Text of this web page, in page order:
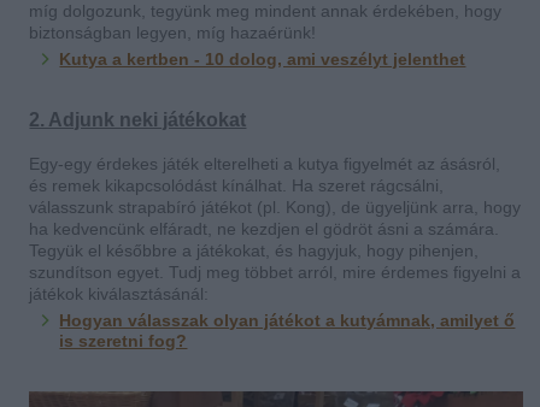
míg dolgozunk, tegyünk meg mindent annak érdekében, hogy
biztonságban legyen, míg hazaérünk!
Kutya a kertben - 10 dolog, ami veszélyt jelenthet
2. Adjunk neki játékokat
Egy-egy érdekes játék elterelheti a kutya figyelmét az ásásról,
és remek kikapcsolódást kínálhat. Ha szeret rágcsálni,
válasszunk strapabíró játékot (pl. Kong), de ügyeljünk arra, hogy
ha kedvencünk elfáradt, ne kezdjen el gödröt ásni a számára.
Tegyük el későbbre a játékokat, és hagyjuk, hogy pihenjen,
szundítson egyet. Tudj meg többet arról, mire érdemes figyelni a
játékok kiválasztásánál:
Hogyan válasszak olyan játékot a kutyámnak, amilyet ő
is szeretni fog?